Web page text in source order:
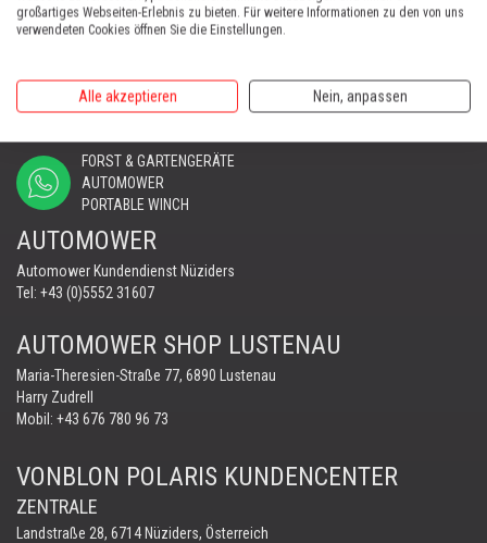
FORST & GARTENGERÄTE
Fax: +43 (0)5552 66745
office@vonblon.cc
FORST & GARTENGERÄTE
AUTOMOWER
PORTABLE WINCH
AUTOMOWER
Automower Kundendienst Nüziders
Tel: +43 (0)5552 31607
AUTOMOWER SHOP LUSTENAU
Maria-Theresien-Straße 77, 6890 Lustenau
Harry Zudrell
Mobil: +43 676 780 96 73
VONBLON POLARIS KUNDENCENTER
ZENTRALE
Landstraße 28, 6714 Nüziders, Österreich
großartiges Webseiten-Erlebnis zu bieten. Für weitere Informationen zu den von uns
verwendeten Cookies öffnen Sie die Einstellungen.
Alle akzeptieren Nein, anpassen